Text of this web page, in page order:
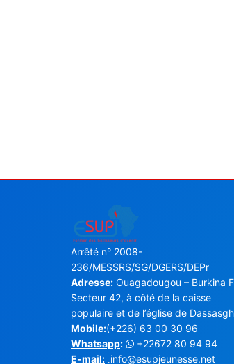
Arrêté n° 2008-
236/MESSRS/SG/DGERS/DEPr
Adresse: Ouagadougou – Burkina
Secteur 42, à côté de la caisse
populaire et de l’église de
Mobile:(+226) 63 00 30 96
Whatsapp:
+22672 80 94 94
E-mail: info@esupjeunesse.net